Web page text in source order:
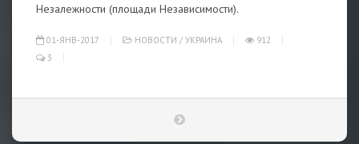
Незалежности (площади Независимости).
01-ЯНВ-2017 НОВОСТИ / УКРАИНА
912
3